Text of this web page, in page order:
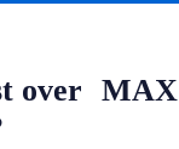
over MAX